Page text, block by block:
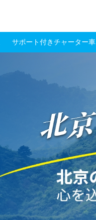
サポート付きチャーター車